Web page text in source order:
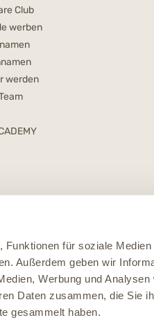
Funktionen für soziale Medien
Außerdem geben wir
Werbung und Analysen
Daten zusammen, die Sie
gesammelt haben.
Club
werben
werden